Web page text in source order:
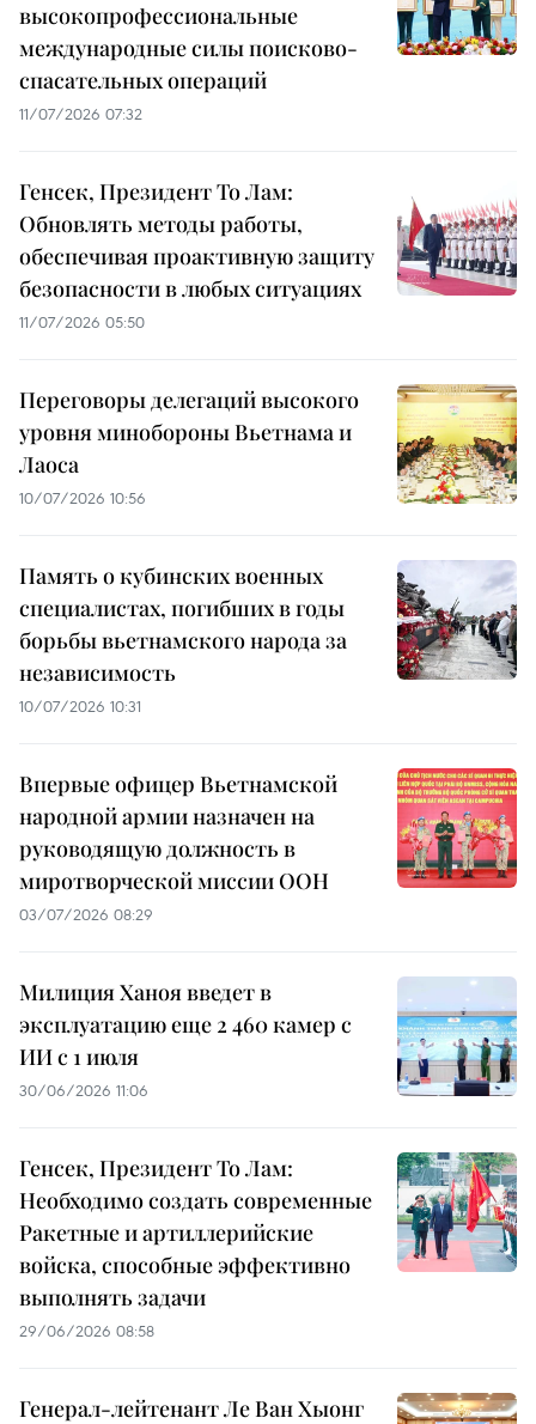
высокопрофессиональные
международные силы поисково-
спасательных операций
11/07/2026 07:32
Генсек, Президент То Лам:
Обновлять методы работы,
обеспечивая проактивную защиту
безопасности в любых ситуациях
11/07/2026 05:50
Переговоры делегаций высокого
уровня минобороны Вьетнама и
Лаоса
10/07/2026 10:56
Память о кубинских военных
специалистах, погибших в годы
борьбы вьетнамского народа за
независимость
10/07/2026 10:31
Впервые офицер Вьетнамской
народной армии назначен на
руководящую должность в
миротворческой миссии ООН
03/07/2026 08:29
Милиция Ханоя введет в
эксплуатацию еще 2 460 камер с
ИИ с 1 июля
30/06/2026 11:06
Генсек, Президент То Лам:
Необходимо создать современные
Ракетные и артиллерийские
войска, способные эффективно
выполнять задачи
29/06/2026 08:58
Генерал-лейтенант Ле Ван Хыонг